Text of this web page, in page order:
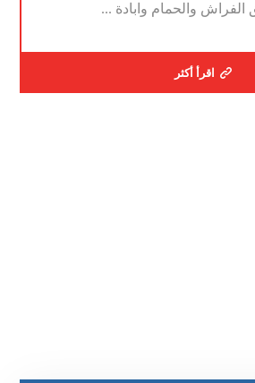
والحمام وابادة ...
اقرأ أكثر